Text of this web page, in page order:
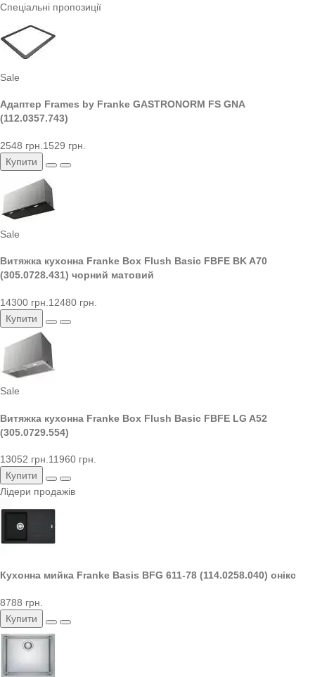
Спеціальні пропозиції
Sale
Адаптер Frames by Franke GASTRONORM FS GNA
(112.0357.743)
2548 грн. 1529 грн.
Купити
Sale
Витяжка кухонна Franke Box Flush Basic FBFE BK A70
(305.0728.431) чорний матовий
14300 грн. 12480 грн.
Купити
Sale
Витяжка кухонна Franke Box Flush Basic FBFE LG A52
(305.0729.554)
13052 грн.11960 грн.
Купити
Лідери продажів
Кухонна мийка Franke Basis BFG 611-78 (114.0258.040) онікс
8788 грн.
Купити